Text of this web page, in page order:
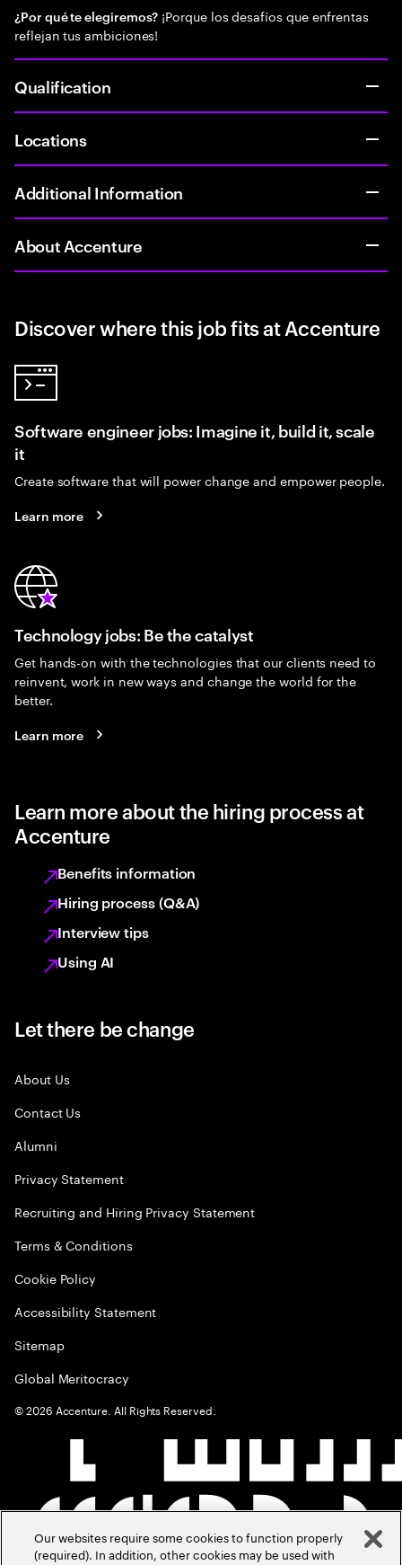
¿Por qué te elegiremos? ¡Porque los desafíos que enfrentas
reflejan tus ambiciones!
Qualification
Locations
Additional Information
About Accenture
Discover where this job fits at Accenture
Software engineer jobs: Imagine it, build it, scale
it
Create software that will power change and empower people.
Learn more
Technology jobs: Be the catalyst
Get hands-on with the technologies that our clients need to
reinvent, work in new ways and change the world for the
better.
Learn more
Learn more about the hiring process at
Accenture
Benefits information
Hiring process (Q&A)
Interview tips
Using AI
Let there be change
About Us
Contact Us
Alumni
Privacy Statement
Recruiting and Hiring Privacy Statement
Terms & Conditions
Cookie Policy
Accessibility Statement
Sitemap
Global Meritocracy
©2026 Accenture. All Rights Reserved.
Our websites require some cookies to function properly
(required). In addition, other cookies may be used with